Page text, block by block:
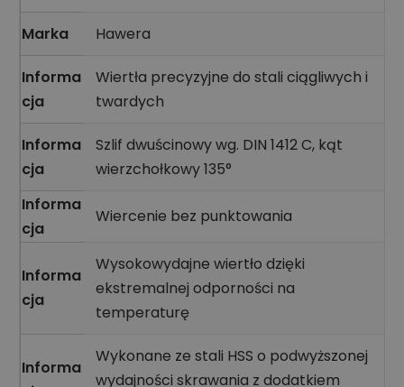
Marka Hawera
Informa
cja
Wiertła precyzyjne do stali ciągliwych i
twardych
Informa
cja
Szlif dwuścinowy wg. DIN 1412 C, kąt
wierzchołkowy 135°
Informa
cja
Wiercenie bez punktowania
Informa
cja
Wysokowydajne wiertło dzięki
ekstremalnej odporności na
temperaturę
Informa
Wykonane ze stali HSS o podwyższonej
wydajności skrawania z dodatkiem